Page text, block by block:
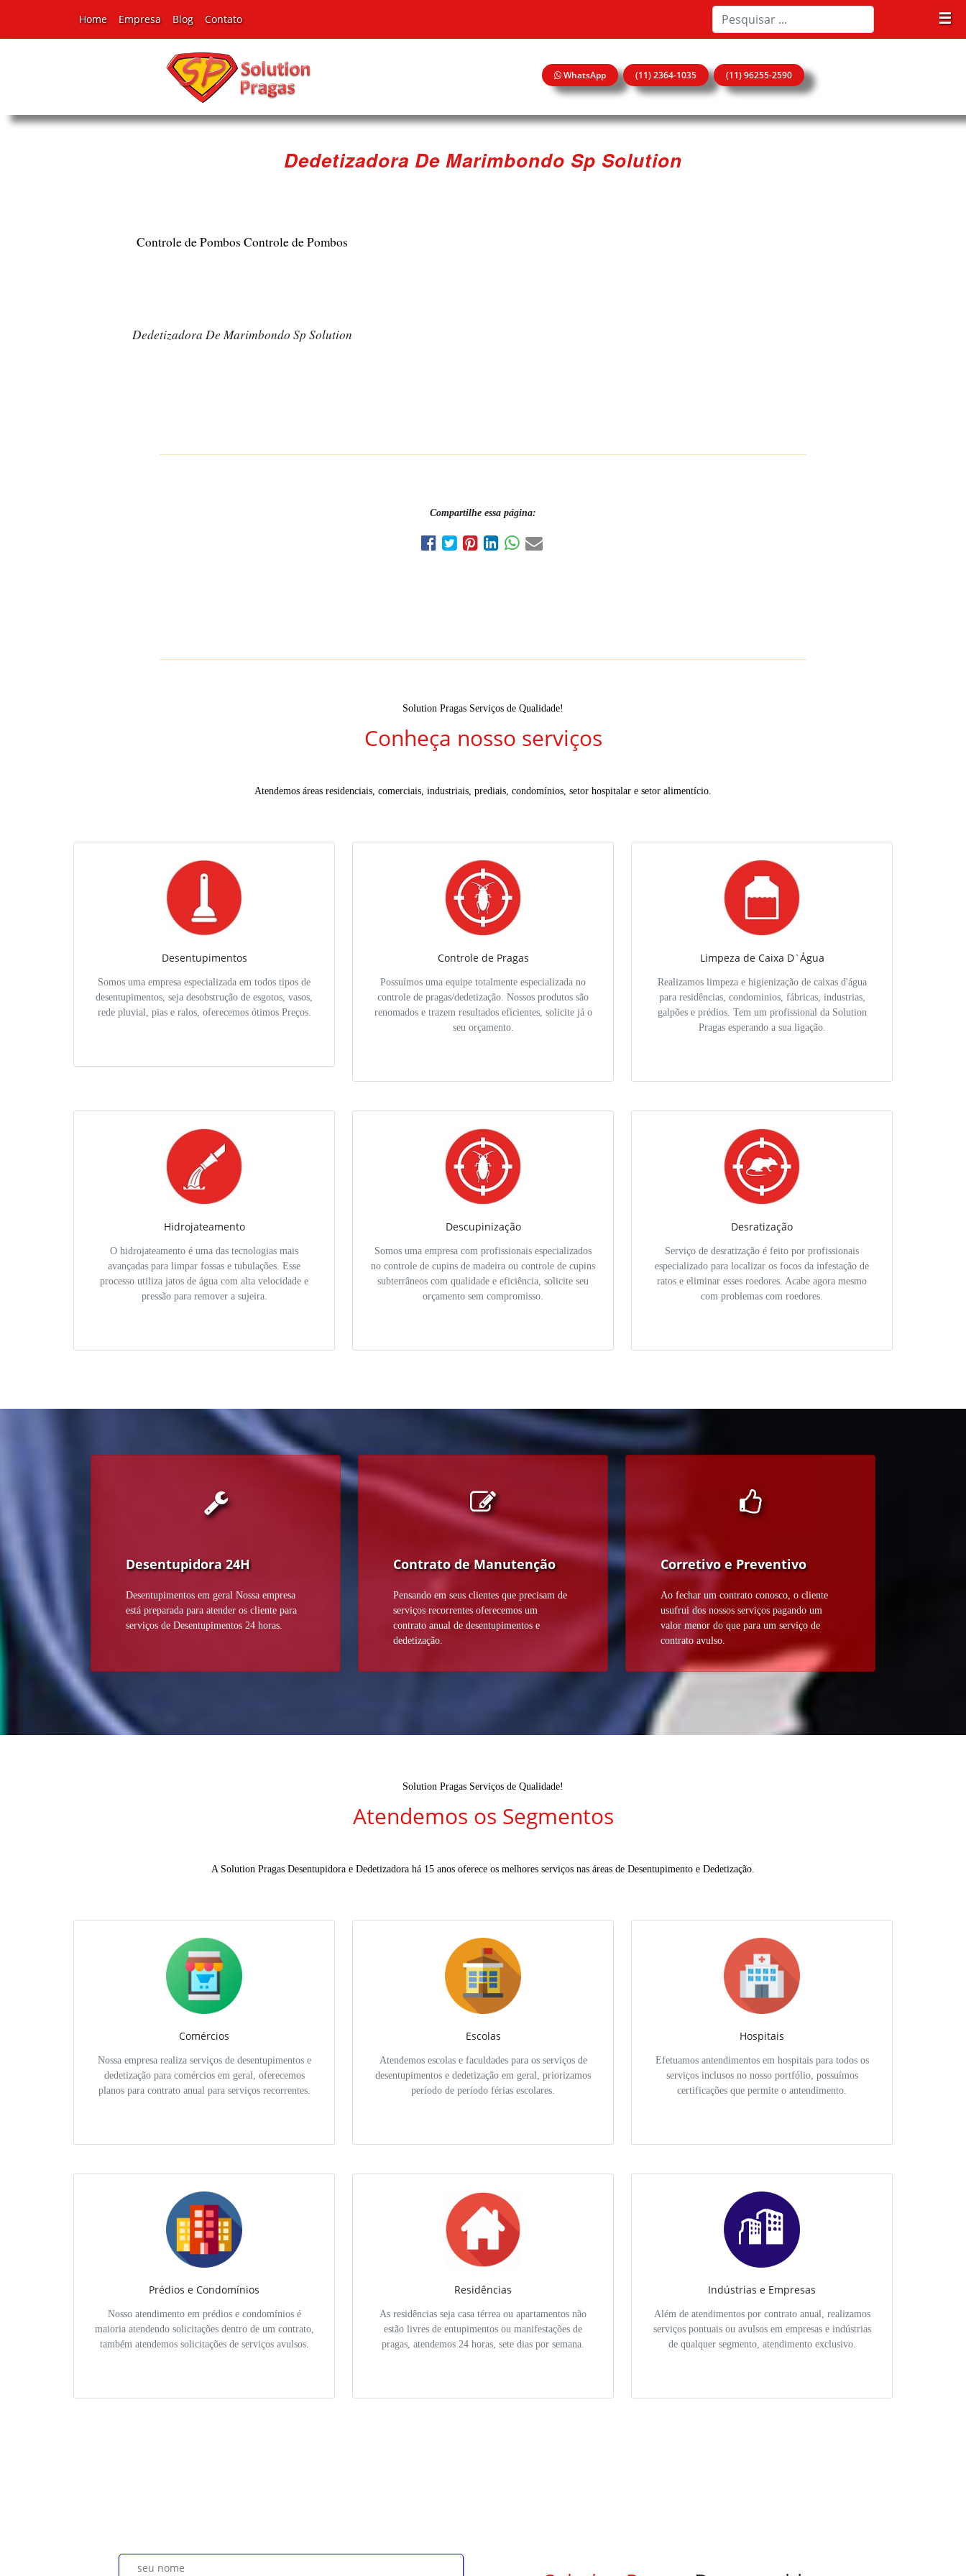
☰
Home Empresa Blog Contato
WhatsApp (11) 2364-1035 (11) 96255-2590
Dedetizadora De Marimbondo Sp Solution
Controle de Pombos Controle de Pombos
Dedetizadora De Marimbondo Sp Solution
Compartilhe essa página:
Solution Pragas Serviços de Qualidade!
Conheça nosso serviços
Atendemos áreas residenciais, comerciais, industriais, prediais, condomínios, setor hospitalar e setor alimentício.
Desentupimentos
Somos uma empresa especializada em todos tipos de
desentupimentos, seja desobstrução de esgotos, vasos,
rede pluvial, pias e ralos, oferecemos ótimos Preços.
Controle de Pragas
Possuímos uma equipe totalmente especializada no
controle de pragas/dedetização. Nossos produtos são
renomados e trazem resultados eficientes, solicite já o
seu orçamento.
Limpeza de Caixa D`Água
Realizamos limpeza e higienização de caixas d'água
para residências, condominios, fábricas, industrias,
galpões e prédios. Tem um profissional da Solution
Pragas esperando a sua ligação.
Hidrojateamento
O hidrojateamento é uma das tecnologias mais
avançadas para limpar fossas e tubulações. Esse
processo utiliza jatos de água com alta velocidade e
pressão para remover a sujeira.
Descupinização
Somos uma empresa com profissionais especializados
no controle de cupins de madeira ou controle de cupins
subterrâneos com qualidade e eficiência, solicite seu
orçamento sem compromisso.
Desratização
Serviço de desratização é feito por profissionais
especializado para localizar os focos da infestação de
ratos e eliminar esses roedores. Acabe agora mesmo
com problemas com roedores.
Desentupidora 24H
Desentupimentos em geral Nossa empresa
está preparada para atender os cliente para
serviços de Desentupimentos 24 horas.
Contrato de Manutenção
Pensando em seus clientes que precisam de
serviços recorrentes oferecemos um
contrato anual de desentupimentos e
dedetização.
Corretivo e Preventivo
Ao fechar um contrato conosco, o cliente
usufrui dos nossos serviços pagando um
valor menor do que para um serviço de
contrato avulso.
Solution Pragas Serviços de Qualidade!
Atendemos os Segmentos
A Solution Pragas Desentupidora e Dedetizadora há 15 anos oferece os melhores serviços nas áreas de Desentupimento e Dedetização.
Comércios
Nossa empresa realiza serviços de desentupimentos e
dedetização para comércios em geral, oferecemos
planos para contrato anual para serviços recorrentes.
Escolas
Atendemos escolas e faculdades para os serviços de
desentupimentos e dedetização em geral, priorizamos
período de período férias escolares.
Hospitais
Efetuamos antendimentos em hospitais para todos os
serviços inclusos no nosso portfólio, possuímos
certificações que permite o antendimento.
Prédios e Condomínios
Nosso atendimento em prédios e condomínios é
maioria atendendo solicitações dentro de um contrato,
também atendemos solicitações de serviços avulsos.
Residências
As residências seja casa térrea ou apartamentos não
estão livres de entupimentos ou manifestações de
pragas, atendemos 24 horas, sete dias por semana.
Indústrias e Empresas
Além de atendimentos por contrato anual, realizamos
serviços pontuais ou avulsos em empresas e indústrias
de qualquer segmento, atendimento exclusivo.